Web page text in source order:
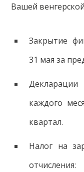
Вашей
Закрытие
31 мая за
каждого
квартал.
Налог на